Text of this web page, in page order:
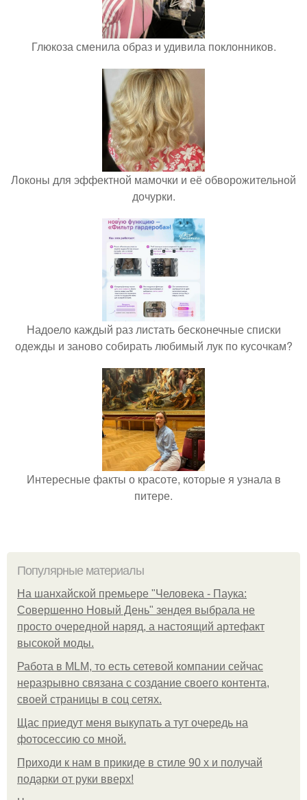
Глюкоза сменила образ и удивила поклонников.
Локоны для эффектной мамочки и её обворожительной
дочурки.
Надоело каждый раз листать бесконечные списки
одежды и заново собирать любимый лук по кусочкам?
Интересные факты о красоте, которые я узнала в
питере.
Популярные материалы
На шанхайской премьере "Человека - Паука:
Совершенно Новый День" зендея выбрала не
просто очередной наряд, а настоящий артефакт
высокой моды.
Работа в MLM, то есть сетевой компании сейчас
неразрывно связана с создание своего контента,
своей страницы в соц сетях.
Щас приедут меня выкупать а тут очередь на
фотосессию со мной.
Приходи к нам в прикиде в стиле 90 х и получай
подарки от руки вверх!